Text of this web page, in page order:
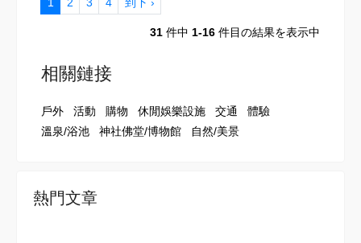
31 件中 1-16 件目の結果を表示中
相關鏈接
戶外 活動 購物 休閒娛樂設施 交通
體驗
溫泉/浴池
神社佛堂/博物館 自然/美景
熱門文章